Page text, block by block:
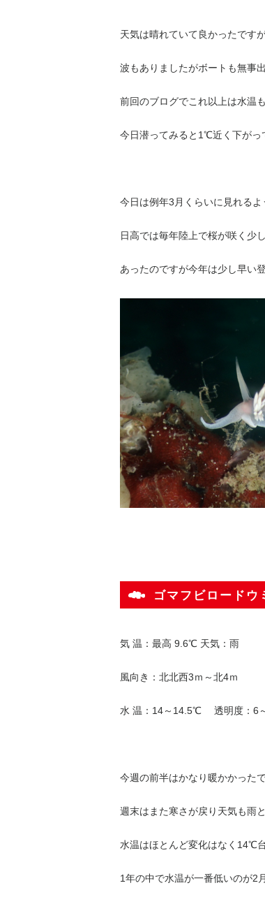
天気は晴れていて良かったです
波もありましたがボートも無事
前回のブログでこれ以上は水温
今日潜ってみると1℃近く下がっ
今日は例年3月くらいに見れる
日高では毎年陸上で桜が咲く少
あったのですが今年は少し早い
ゴマフビロードウ
気 温：最高 9.6℃ 天気：雨
風向き：北北西3ｍ～北4ｍ
水 温：14～14.5℃ 透明度：6
今週の前半はかなり暖かかった
週末はまた寒さが戻り天気も雨
水温はほとんど変化はなく14℃
1年の中で水温が一番低いのが2